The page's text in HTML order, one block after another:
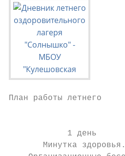
План работы летнего
1 день
Минутка